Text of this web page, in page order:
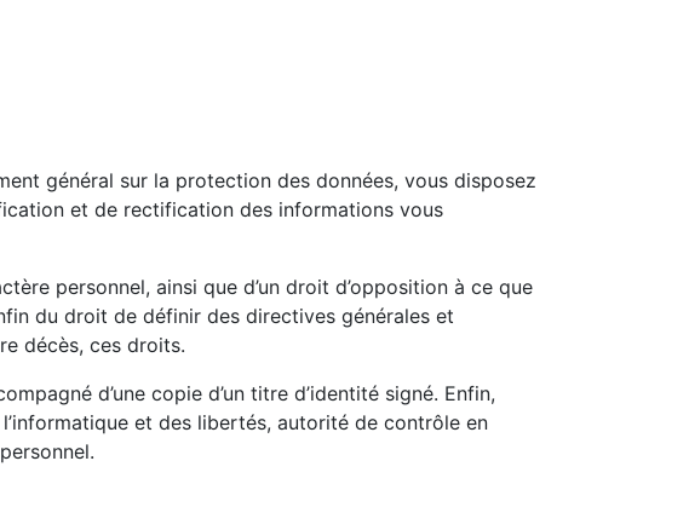
général sur la protection des données, vous disposez
et de rectification des informations vous
personnel, ainsi que d’un droit d’opposition à ce que
du droit de définir des directives générales et
décès, ces droits.
d’une copie d’un titre d’identité signé. Enfin,
et des libertés, autorité de contrôle en